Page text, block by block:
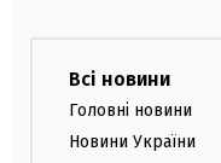
Всі новини
Головні новини
Новини України